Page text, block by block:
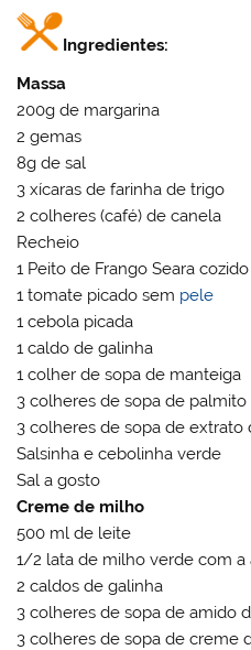
Ingredientes:
Massa
200g de margarina
2 gemas
8g de sal
3 xícaras de farinha de trigo
2 colheres (café) de canela
Recheio
1 Peito de Frango Seara
1 tomate picado sem pele
1 cebola picada
1 caldo de galinha
1 colher de sopa de manteiga
3 colheres de sopa de palmito
3 colheres de sopa de extrato
Salsinha e cebolinha verde
Sal a gosto
Creme de milho
500 ml de leite
1/2 lata de milho verde com a
2 caldos de galinha
3 colheres de sopa de amido
3 colheres de sopa de creme